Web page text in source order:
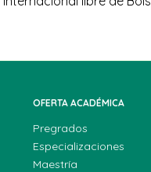
OFERTA ACADÉMICA
Pregrados
Especializaciones
Maestría